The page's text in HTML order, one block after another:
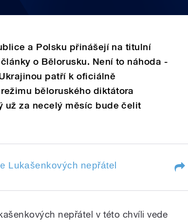
a Polsku přinášejí na titulní
o Bělorusku. Není to náhoda -
patří k oficiálně
běloruského diktátora
už za necelý měsíc bude čelit
Lukašenkových nepřátel
nepřátel v této chvíli vede